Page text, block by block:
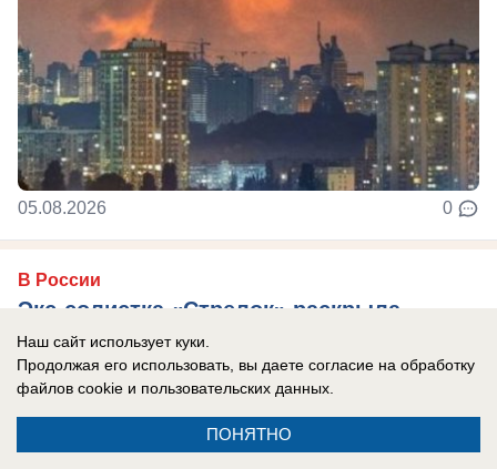
05.08.2026 0
В России
Экс-солистка «Стрелок» раскрыла
правду о романе с Кириллом Андреевым
из «Иванушек»: «Эта была любовь»
Наш сайт использует куки.
Продолжая его использовать, вы даете согласие на обработку
файлов cookie и пользовательских данных.
ПОНЯТНО